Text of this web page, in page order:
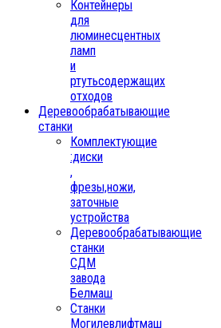
Контейнеры
для
люминесцентных
ламп
и
ртутьсодержащих
отходов
Деревообрабатывающие
станки
Комплектующие
:диски
,
фрезы,ножи,
заточные
устройства
Деревообрабатывающие
станки
СДМ
завода
Белмаш
Станки
Могилевлифтмаш